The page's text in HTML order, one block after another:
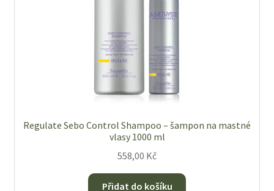
Regulate Sebo Control Shampoo – šampon na mastné
vlasy 1000 ml
558,00 Kč
Přidat do košíku